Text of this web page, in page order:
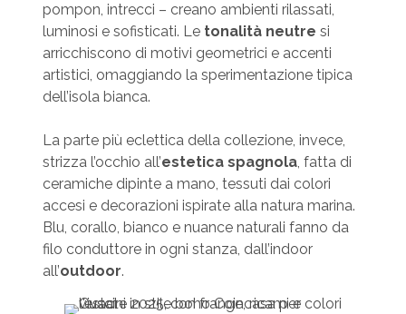
pompon, intrecci – creano ambienti rilassati,
luminosi e sofisticati. Le tonalità neutre si
arricchiscono di motivi geometrici e accenti
artistici, omaggiando la sperimentazione tipica
dell’isola bianca.
La parte più eclettica della collezione, invece,
strizza l’occhio all’estetica spagnola, fatta di
ceramiche dipinte a mano, tessuti dai colori
accesi e decorazioni ispirate alla natura marina.
Blu, corallo, bianco e nuance naturali fanno da
filo conduttore in ogni stanza, dall’indoor
all’outdoor.